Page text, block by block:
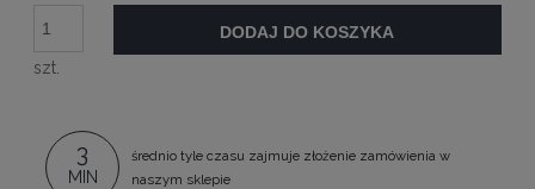
szt.
DODAJ DO KOSZYKA
3
MIN
średnio tyle czasu zajmuje złożenie zamówienia w
naszym sklepie